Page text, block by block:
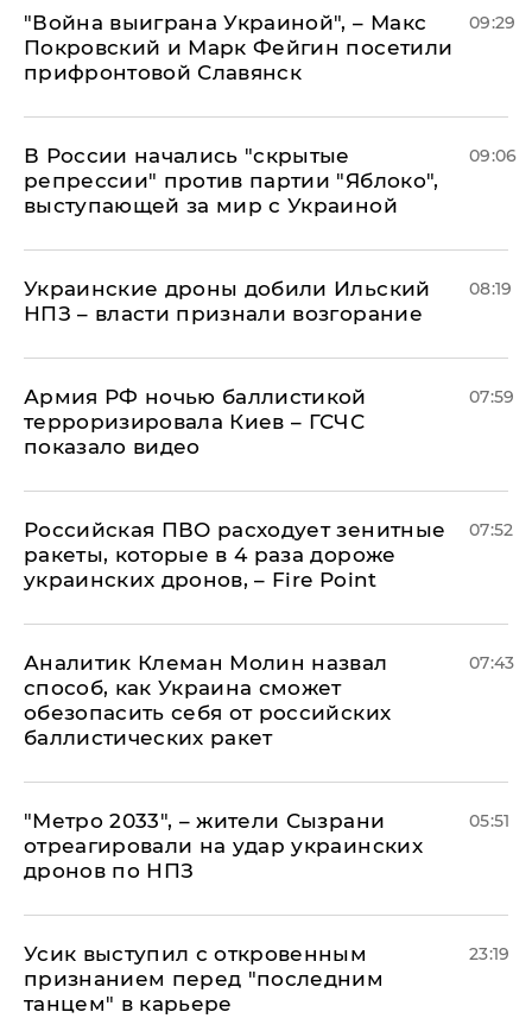
"Война выиграна Украиной", – Макс
Покровский и Марк Фейгин посетили
прифронтовой Славянск
09:29
В России начались "скрытые
репрессии" против партии "Яблоко",
выступающей за мир с Украиной
09:06
Украинские дроны добили Ильский
НПЗ – власти признали возгорание
08:19
Армия РФ ночью баллистикой
терроризировала Киев – ГСЧС
показало видео
07:59
Российская ПВО расходует зенитные
ракеты, которые в 4 раза дороже
украинских дронов, – Fire Point
07:52
Аналитик Клеман Молин назвал
способ, как Украина сможет
обезопасить себя от российских
баллистических ракет
07:43
"Метро 2033", – жители Сызрани
отреагировали на удар украинских
дронов по НПЗ
05:51
Усик выступил с откровенным
признанием перед "последним
танцем" в карьере
23:19